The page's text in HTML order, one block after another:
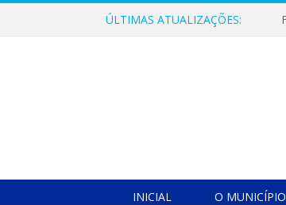
ÚLTIMAS ATUALIZAÇÕES:
INICIAL O MUNICÍPIO